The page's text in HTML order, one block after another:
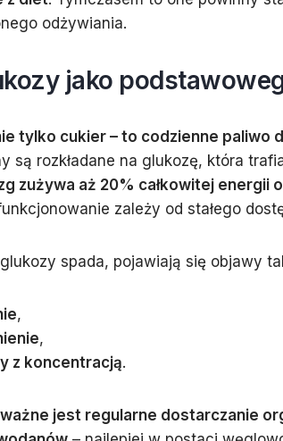
odżywiania.
jako
tylko cukier – to codzienne paliwo
są rozkładane na glukozę, która
zużywa aż 20% całkowitej energii
zależy od stałego
spada, pojawiają się objawy
,
,
z koncentracją.
jest regularne dostarczanie